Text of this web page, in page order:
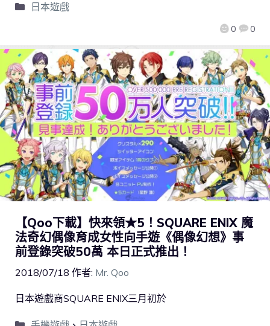
0 0
日本遊戲
【Qoo下載】快來領★5！SQUARE ENIX 魔
法奇幻偶像育成女性向手遊《偶像幻想》事
前登錄突破50萬 本日正式推出！
2018/07/18 作者: Mr. Qoo
日本遊戲商SQUARE ENIX三月初於